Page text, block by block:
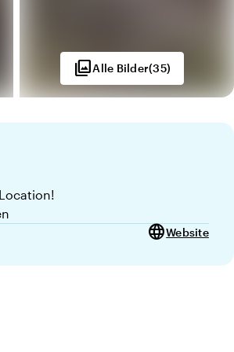
photo_libraryAlle Bilder(35)
languageWebsite